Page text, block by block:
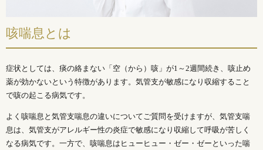
咳喘息とは
症状としては、痰の絡まない「空（から）咳」が1～2週間続き、咳止め
薬が効かないという特徴があります。気管支が敏感になり収縮すること
で咳の起こる病気です。
よく咳喘息と気管支喘息の違いについてご質問を受けますが、気管支喘
息は、気管支がアレルギー性の炎症で敏感になり収縮して呼吸が苦しく
なる病気です。一方で、咳喘息はヒューヒュー・ゼー・ゼーといった喘